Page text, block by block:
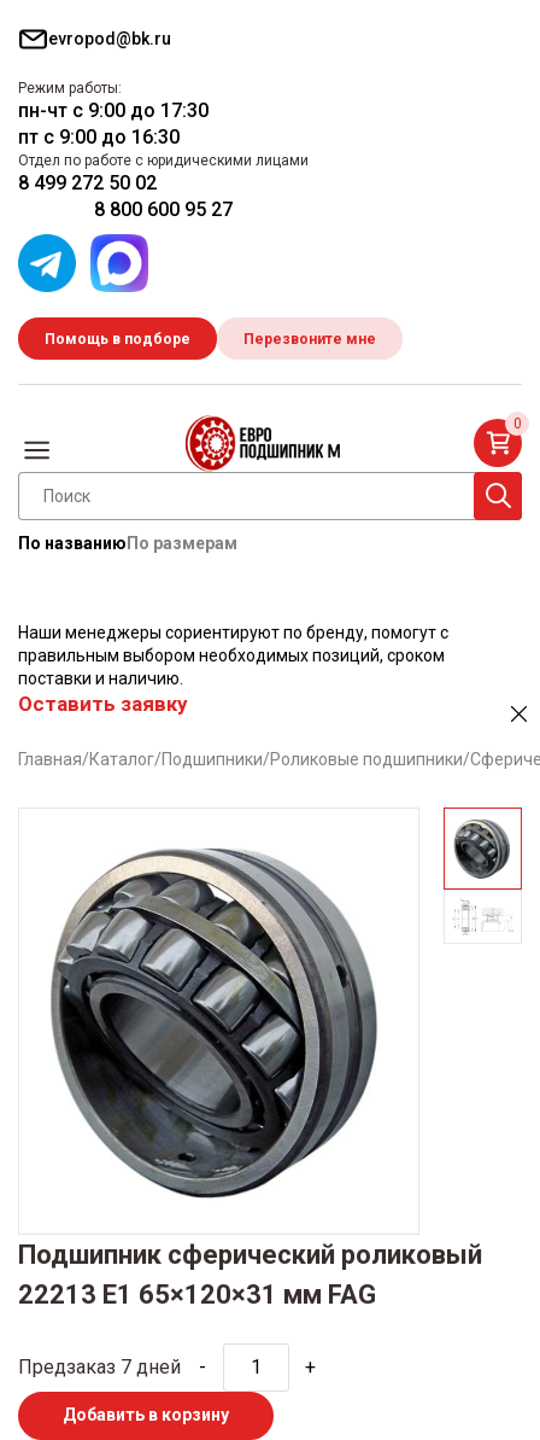
evropod@bk.ru
Режим работы:
пн-чт с 9:00 до 17:30
пт с 9:00 до 16:30
Отдел по работе с юридическими лицами
8 499 272 50 02
8 800 600 95 27
Помощь в подборе Перезвоните мне
По названию По размерам
0
Наши менеджеры сориентируют по бренду, помогут с
правильным выбором необходимых позиций, сроком
поставки и наличию.
Оставить заявку
Главная/Каталог/Подшипники/Роликовые подшипники/
Подшипник сферический роликовый
22213 E1 65×120×31 мм FAG
Предзаказ 7 дней - +
Добавить в корзину